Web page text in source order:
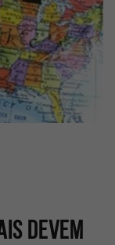
devem